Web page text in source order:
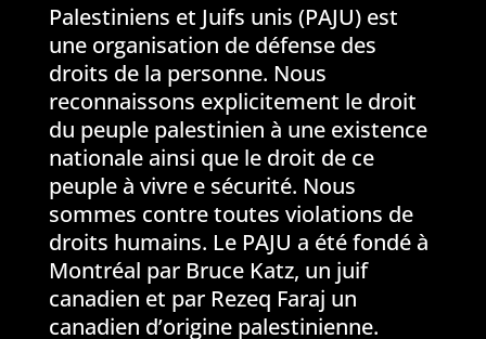
Palestiniens et Juifs unis (PAJU) est
une organisation de défense des
droits de la personne. Nous
reconnaissons explicitement le droit
du peuple palestinien à une existence
nationale ainsi que le droit de ce
peuple à vivre e sécurité. Nous
sommes contre toutes violations de
droits humains. Le PAJU a été fondé à
Montréal par Bruce Katz, un juif
canadien et par Rezeq Faraj un
canadien d’origine palestinienne.